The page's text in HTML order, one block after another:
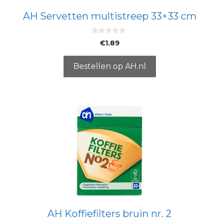
AH Servetten multistreep 33×33 cm
5
€1.89
Bestellen op AH.nl
AH Koffiefilters bruin nr. 2